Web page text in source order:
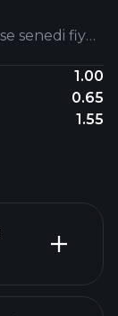
Hisse senedi fiyatı
1.00
0.65
1.55